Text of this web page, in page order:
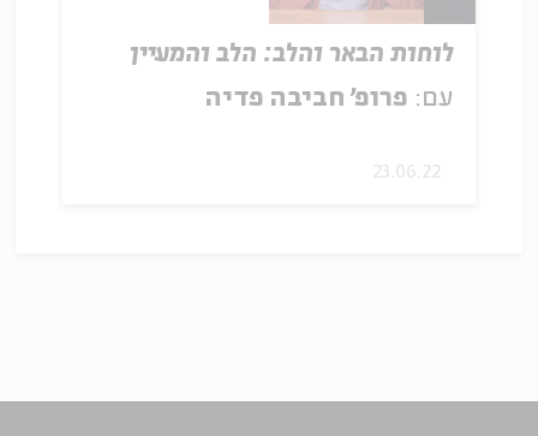
לוחות הבאר והלב: הלב והמעיין
עם: פרופ׳ חביבה פדיה
23.06.22